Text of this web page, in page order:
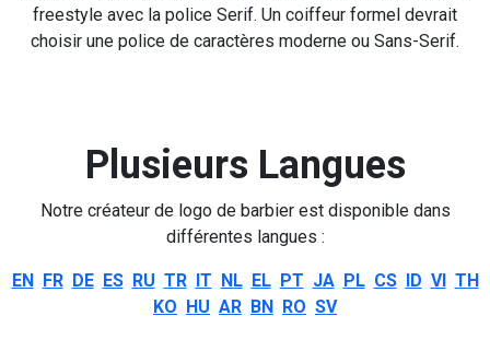
freestyle avec la police Serif. Un coiffeur formel devrait
choisir une police de caractères moderne ou Sans-Serif.
Plusieurs Langues
Notre créateur de logo de barbier est disponible dans
différentes langues :
EN FR DE ES RU TR IT NL EL PT JA PL CS ID VI TH
KO HU AR BN RO SV